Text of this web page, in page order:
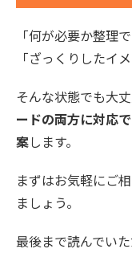
「何が必要か整理
「ざっくりしたイ
そんな状態でも大丈
ードの両方に対応
案します。
まずはお気軽にご
ましょう。
最後まで読んでい